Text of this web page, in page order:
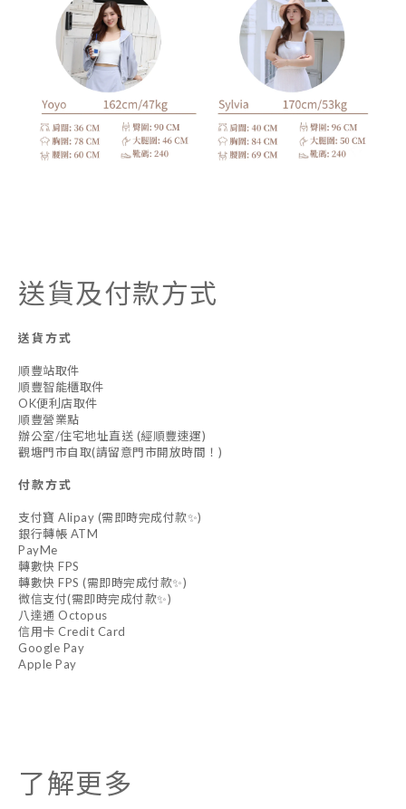
送貨及付款方式
送貨方式
順豐站取件
順豐智能櫃取件
OK便利店取件
順豐營業點
辦公室/住宅地址直送 (經順豐速運)
觀塘門市自取(請留意門市開放時間！)
付款方式
支付寶 Alipay (需即時完成付款✨)
銀行轉帳 ATM
PayMe
轉數快 FPS
轉數快 FPS (需即時完成付款✨)
微信支付(需即時完成付款✨)
八達通 Octopus
信用卡 Credit Card
Google Pay
Apple Pay
了解更多